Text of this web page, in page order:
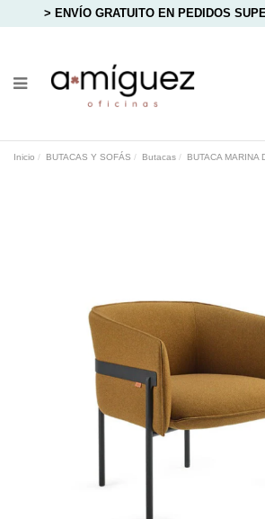
> ENVÍO GRATUITO EN PEDIDOS
Inicio BUTACAS Y SOFÁS Butacas BUTACA MARINA